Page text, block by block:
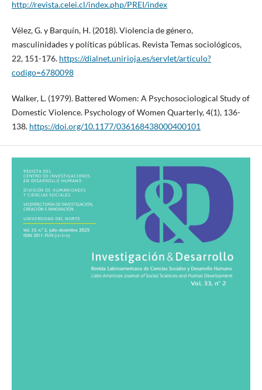
http://revista.celei.cl/index.php/PREI/index
Vélez, G. y Barquín, H. (2018). Violencia de género,
masculinidades y políticas públicas. Revista Temas sociológicos,
22, 151-176. https://dialnet.unirioja.es/servlet/articulo?
codigo=6780098
Walker, L. (1979). Battered Women: A Psychosociological Study of
Domestic Violence. Psychology of Women Quarterly, 4(1), 136-
138. https://doi.org/10.1177/036168438000400101